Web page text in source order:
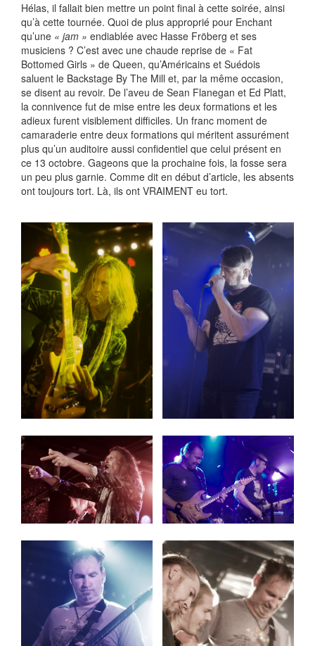
Hélas, il fallait bien mettre un point final à cette soirée, ainsi
qu’à cette tournée. Quoi de plus approprié pour Enchant
qu’une « jam » endiablée avec Hasse Fröberg et ses
musiciens ? C’est avec une chaude reprise de « Fat
Bottomed Girls » de Queen, qu’Américains et Suédois
saluent le Backstage By The Mill et, par la même occasion,
se disent au revoir. De l’aveu de Sean Flanegan et Ed Platt,
la connivence fut de mise entre les deux formations et les
adieux furent visiblement difficiles. Un franc moment de
camaraderie entre deux formations qui méritent assurément
plus qu’un auditoire aussi confidentiel que celui présent en
ce 13 octobre. Gageons que la prochaine fois, la fosse sera
un peu plus garnie. Comme dit en début d’article, les absents
ont toujours tort. Là, ils ont VRAIMENT eu tort.